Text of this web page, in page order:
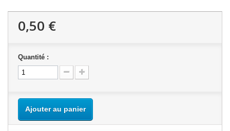
0,50 €
Quantité :
Ajouter au panier